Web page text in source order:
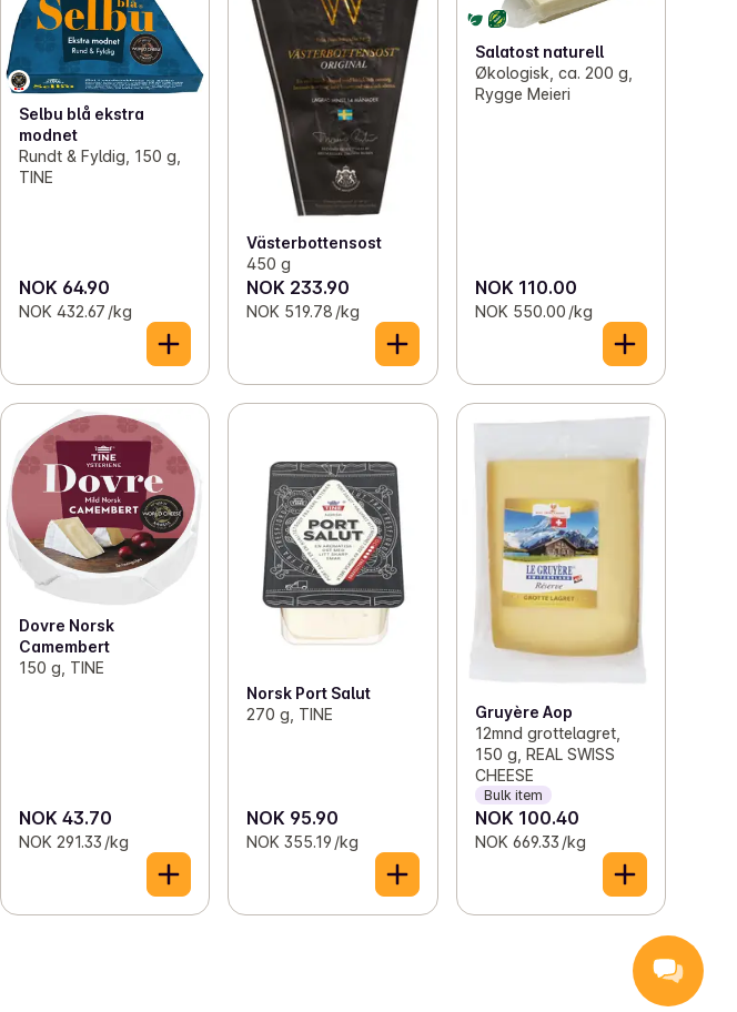
Selbu blå ekstra
modnet
Rundt & Fyldig, 150 g,
TINE
NOK 64.90
NOK 432.67 /kg
Västerbottensost
450 g
NOK 233.90
NOK 519.78 /kg
Salatost naturell
Økologisk, ca. 200 g,
Rygge Meieri
NOK 110.00
NOK 550.00 /kg
Dovre Norsk
Camembert
150 g, TINE
NOK 43.70
NOK 291.33 /kg
Norsk Port Salut
270 g, TINE
NOK 95.90
NOK 355.19 /kg
Gruyère Aop
12mnd grottelagret,
150 g, REAL SWISS
CHEESE
Bulk item
NOK 100.40
NOK 669.33 /kg